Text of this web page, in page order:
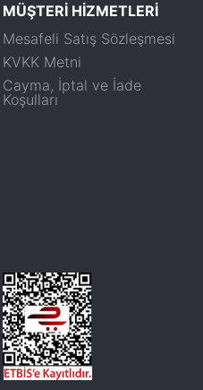
MÜŞTERİ HİZMETLERİ
Mesafeli Satış Sözleşmesi
KVKK Metni
Cayma, İptal ve İade
Koşulları